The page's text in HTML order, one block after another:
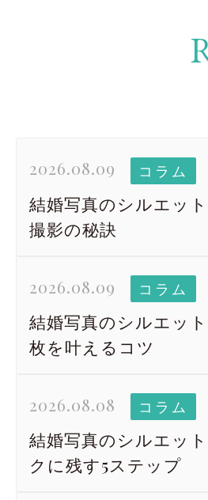
2026.08.09 コラム
結婚写真のシルエッ
撮影の秘訣
2026.08.09 コラム
結婚写真のシルエッ
枚を叶えるコツ
2026.08.08 コラム
結婚写真のシルエッ
クに残す5ステップ